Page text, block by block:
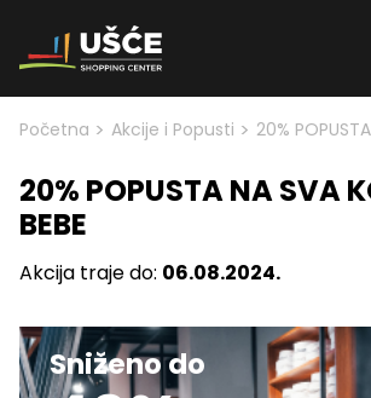
Skip to content
Početna > Akcije i Popusti >
20% POPUSTA NA SVA
BEBE
Akcija traje do: 06.08.2024.
Sniženo do